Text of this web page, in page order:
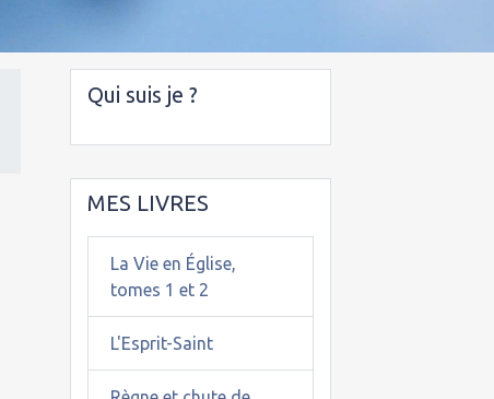
Qui suis je ?
MES LIVRES
La Vie en Église,
tomes 1 et 2
L'Esprit-Saint